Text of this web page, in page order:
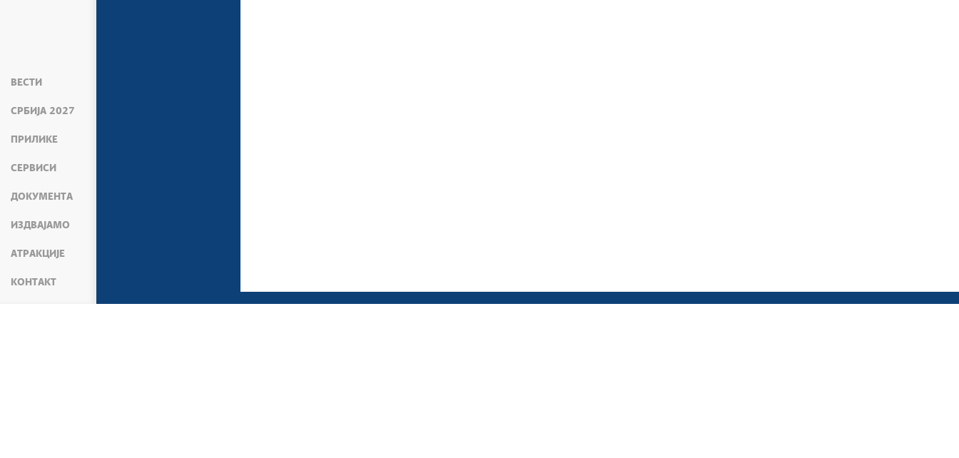
ВЕСТИ
СРБИЈА 2027
ПРИЛИКЕ
СЕРВИСИ
ДОКУМЕНТА
ИЗДВАЈАМО
АТРАКЦИЈЕ
КОНТАКТ